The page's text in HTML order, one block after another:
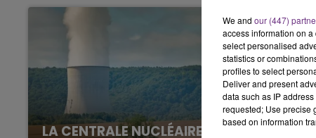
LA CENTRALE NUCLÉAIRE DE CHOOZ
We and our (447)
access information on
select personalised
statistics or
profiles to select
Deliver and present
data such as IP
requested; Use precise
based on information